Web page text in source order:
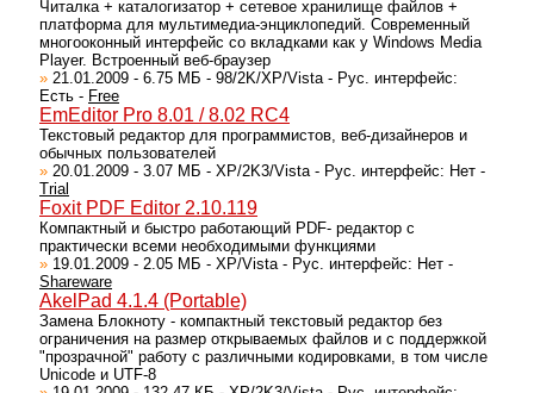
Читалка + каталогизатор + сетевое хранилище файлов +
платформа для мультимедиа-энциклопедий. Современный
многооконный интерфейс со вкладками как у Windows Media
Player. Встроенный веб-браузер
» 21.01.2009 - 6.75 МБ - 98/2K/XP/Vista - Рус. интерфейс:
Есть - Free
EmEditor Pro 8.01 / 8.02 RC4
Текстовый редактор для программистов, веб-дизайнеров и
обычных пользователей
» 20.01.2009 - 3.07 МБ - XP/2K3/Vista - Рус. интерфейс: Нет -
Trial
Foxit PDF Editor 2.10.119
Компактный и быстро работающий PDF- редактор с
практически всеми необходимыми функциями
» 19.01.2009 - 2.05 МБ - XP/Vista - Рус. интерфейс: Нет -
Shareware
AkelPad 4.1.4 (Portable)
Замена Блокноту - компактный текстовый редактор без
ограничения на размер открываемых файлов и с поддержкой
"прозрачной" работу с различными кодировками, в том числе
Unicode и UTF-8